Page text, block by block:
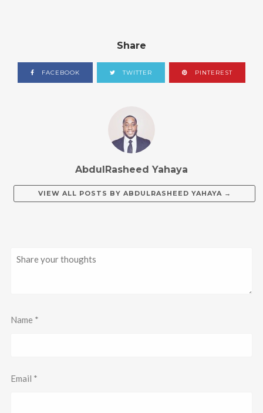
Share
FACEBOOK TWITTER PINTEREST
AbdulRasheed Yahaya
VIEW ALL POSTS BY ABDULRASHEED YAHAYA →
Name *
Email *